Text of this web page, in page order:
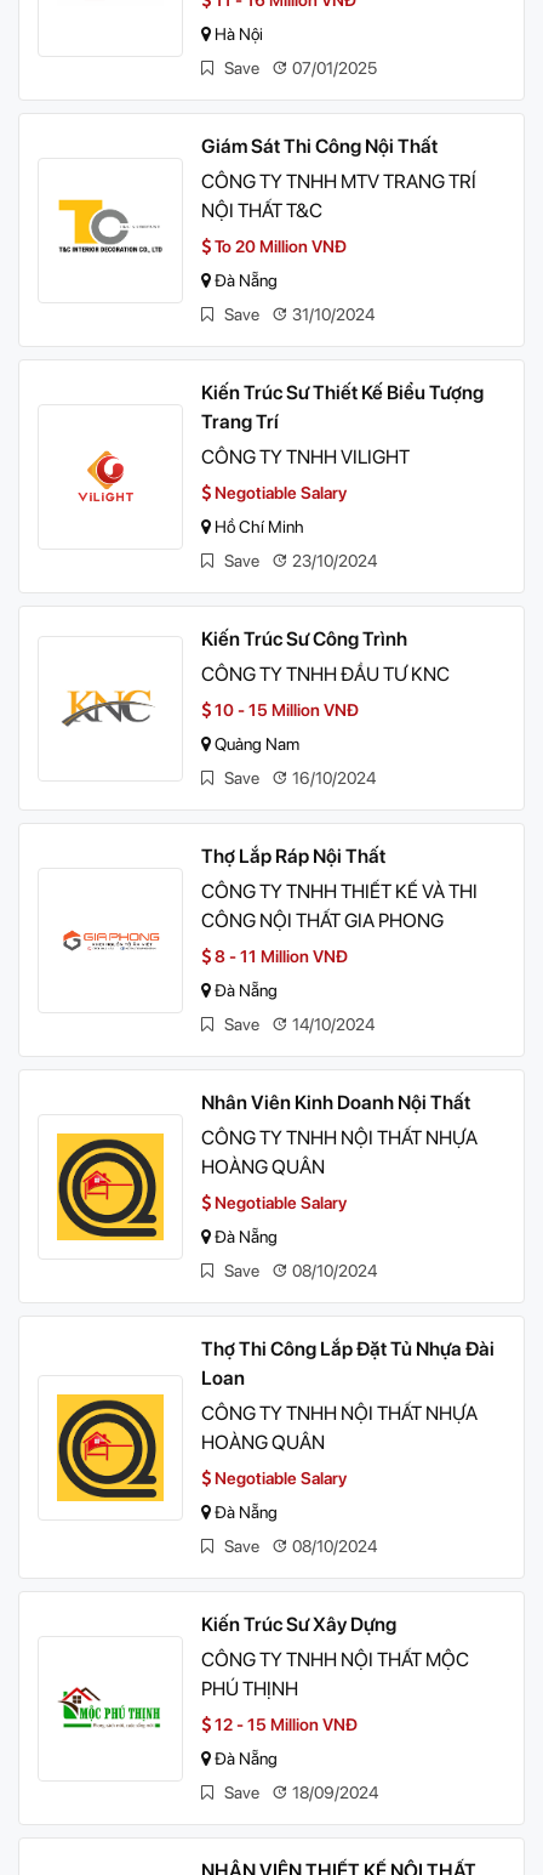
Hà Nội
Save
07/01/2025
Giám Sát Thi Công Nội Thất
CÔNG TY TNHH MTV TRANG TRÍ
NỘI THẤT T&C
To 20 Million VNĐ
Đà Nẵng
Save
31/10/2024
Kiến Trúc Sư Thiết Kế Biểu Tượng
Trang Trí
CÔNG TY TNHH VILIGHT
Negotiable Salary
Hồ Chí Minh
Save
23/10/2024
Kiến Trúc Sư Công Trình
CÔNG TY TNHH ĐẦU TƯ KNC
10 - 15 Million VNĐ
Quảng Nam
Save
16/10/2024
Thợ Lắp Ráp Nội Thất
CÔNG TY TNHH THIẾT KẾ VÀ THI
CÔNG NỘI THẤT GIA PHONG
8 - 11 Million VNĐ
Đà Nẵng
Save
14/10/2024
Nhân Viên Kinh Doanh Nội Thất
CÔNG TY TNHH NỘI THẤT NHỰA
HOÀNG QUÂN
Negotiable Salary
Đà Nẵng
Save
08/10/2024
Thợ Thi Công Lắp Đặt Tủ Nhựa Đài
Loan
CÔNG TY TNHH NỘI THẤT NHỰA
HOÀNG QUÂN
Negotiable Salary
Đà Nẵng
Save
08/10/2024
Kiến Trúc Sư Xây Dựng
CÔNG TY TNHH NỘI THẤT MỘC
PHÚ THỊNH
12 - 15 Million VNĐ
Đà Nẵng
Save
18/09/2024